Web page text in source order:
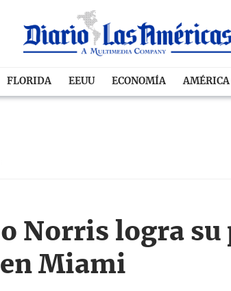
FLORIDA EEUU ECONOMÍA
Norris logra
Miami